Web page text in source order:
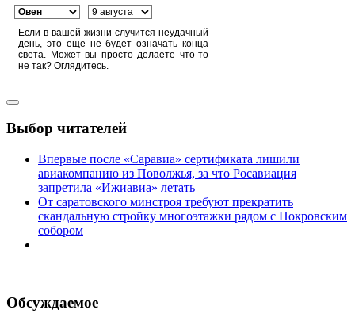
Если в вашей жизни случится неудачный
день, это еще не будет означать конца
света. Может вы просто делаете что-то
не так? Оглядитесь.
Выбор читателей
Впервые после «Саравиа» сертификата лишили
авиакомпанию из Поволжья, за что Росавиация
запретила «Ижиавиа» летать
От саратовского минстроя требуют прекратить
скандальную стройку многоэтажки рядом с Покровским
собором
Обсуждаемое